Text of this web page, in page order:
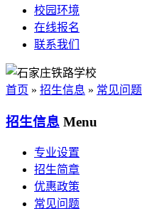
校园环境
在线报名
联系我们
首页 » 招生信息 » 常见问题
招生信息 Menu
专业设置
招生简章
优惠政策
常见问题